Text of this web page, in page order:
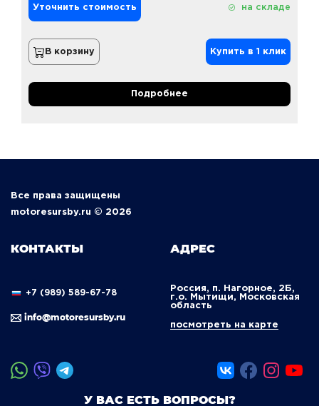
Уточнить стоимость на складе
В корзину Купить в 1 клик
Подробнее
Все права защищены
motoresursby.ru © 2026
КОНТАКТЫ
+7 (989) 589-67-78
info@motoresursby.ru
АДРЕС
Россия, п. Нагорное, 2Б,
г.о. Мытищи, Московская
область
посмотреть на карте
У ВАС ЕСТЬ ВОПРОСЫ?